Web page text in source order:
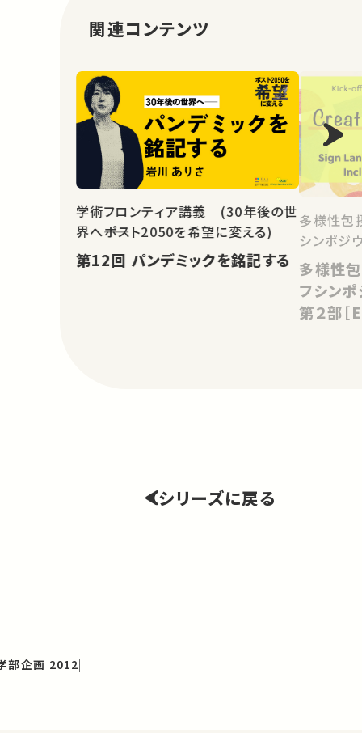
関連コンテンツ
学術フロンティア講義 (30年後の世
界へ――ポスト2050を希望に変える)
第12回 パンデミックを銘記する
多様性包
シンポジ
多様性
フシンポ
第２部［
シリーズに戻る
部企画 2012